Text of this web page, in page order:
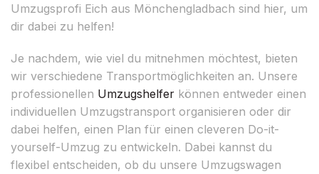
Umzugsprofi Eich aus Mönchengladbach sind hier, um
dir dabei zu helfen!
Je nachdem, wie viel du mitnehmen möchtest, bieten
wir verschiedene Transportmöglichkeiten an. Unsere
professionellen Umzugshelfer können entweder einen
individuellen Umzugstransport organisieren oder dir
dabei helfen, einen Plan für einen cleveren Do-it-
yourself-Umzug zu entwickeln. Dabei kannst du
flexibel entscheiden, ob du unsere Umzugswagen